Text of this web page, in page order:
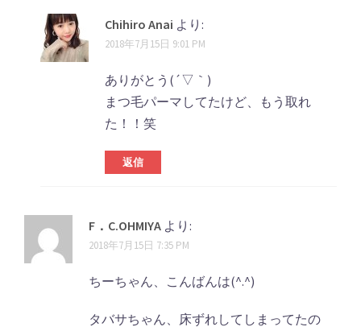
Chihiro Anai より:
2018年7月15日 9:01 PM
ありがとう(´▽｀)
まつ毛パーマしてたけど、もう取れ
た！！笑
返信
F．C.OHMIYA より:
2018年7月15日 7:35 PM
ちーちゃん、こんばんは(^.^)
タバサちゃん、床ずれしてしまってたの